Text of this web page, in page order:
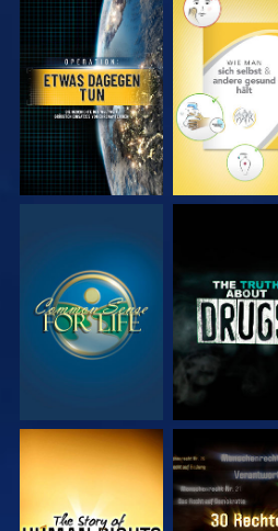
ANSEHEN ANSEHEN
ANSEHEN ANSEHEN
ANSEHEN ANSEHEN